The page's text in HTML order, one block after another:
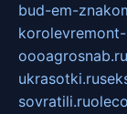
bud-em-
oooagrosnab.ru
ukrasotki.ru
sovratili.ru